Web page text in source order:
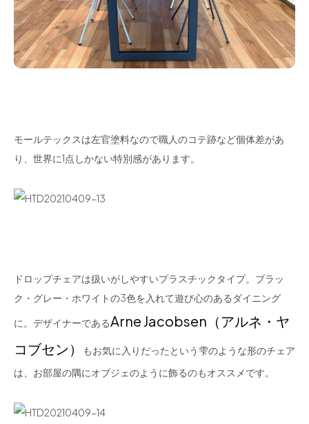
モールテックスは左官塗料なので職人のコテ跡など個体差があ
り、世界に1点しかない特別感があります。
ドロップチェアは扱いがしやすいプラスチックタイプ。ブラッ
ク・グレー・ホワイトの3色を入れて遊び心のあるダイニング
に。デザイナーであるArne Jacobsen（アルネ・ヤ
コブセン）
もお気に入りだったという雫のような形のチェア
は、お部屋の隅にオブジェのように飾るのもオススメです。